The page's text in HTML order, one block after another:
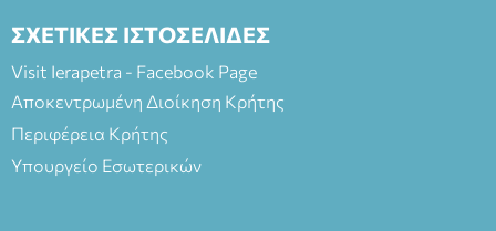
ΣΧΕΤΙΚΕΣ ΙΣΤΟΣΕΛΙΔΕΣ
Visit Ierapetra - Facebook Page
Αποκεντρωμένη Διοίκηση Κρήτης
Περιφέρεια Κρήτης
Υπουργείο Εσωτερικών